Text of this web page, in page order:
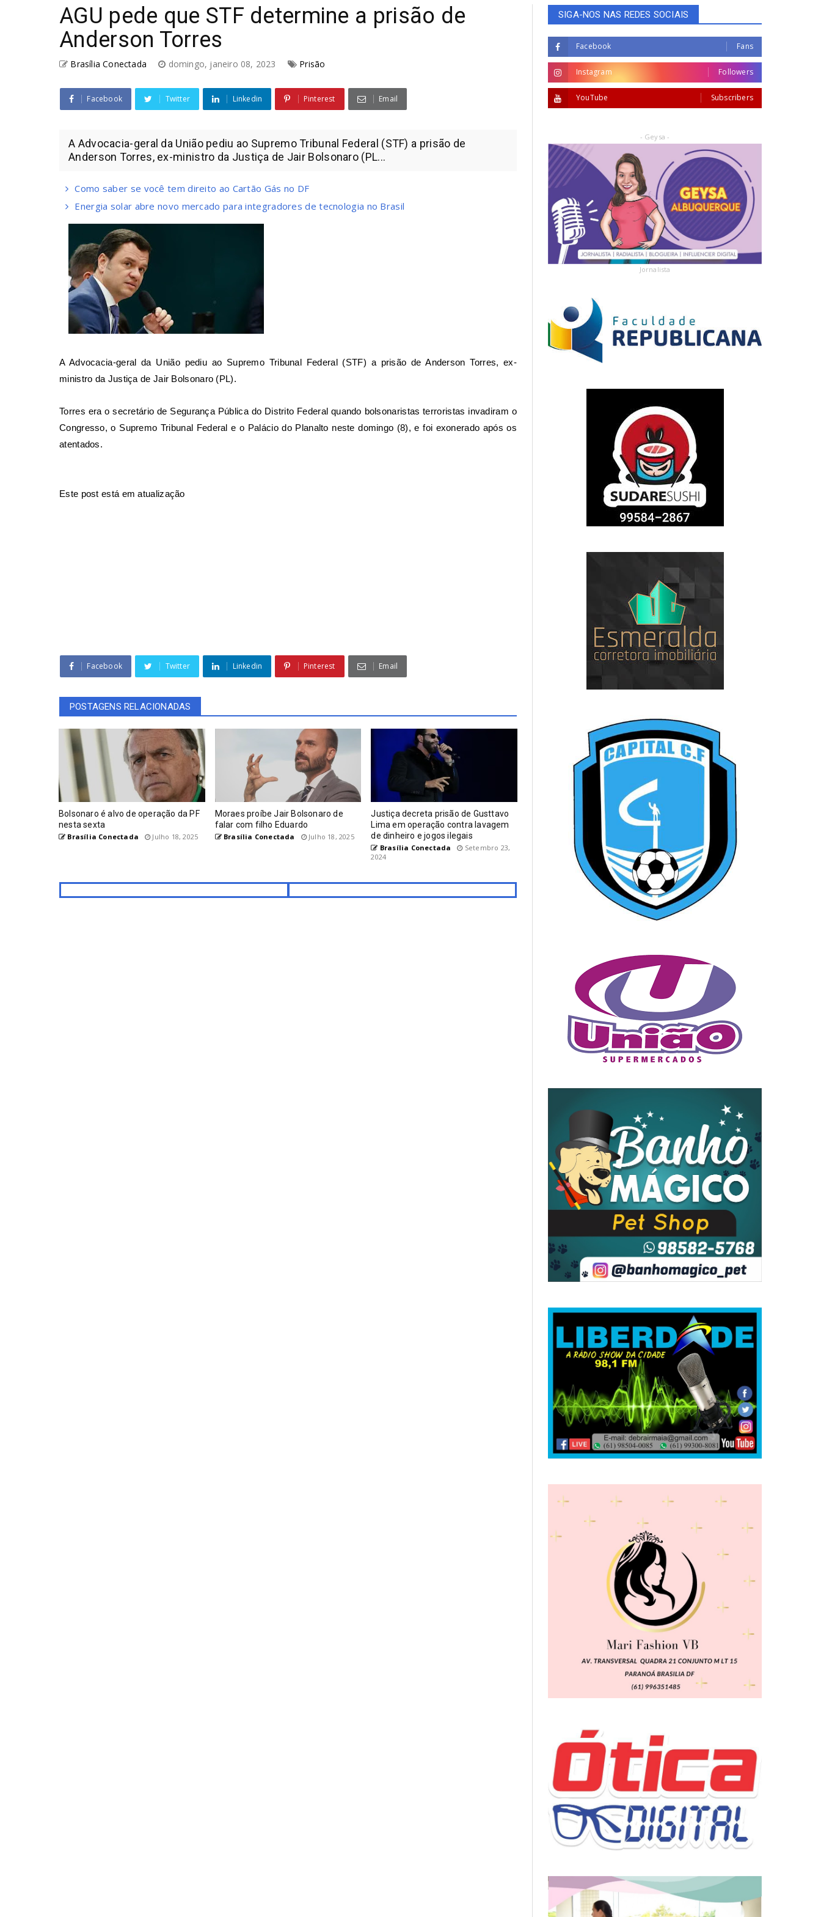
AGU pede que STF determine a prisão de
Anderson Torres
Brasília Conectada domingo, janeiro 08, 2023 Prisão
Facebook Twitter Linkedin Pinterest Email
A Advocacia-geral da União pediu ao Supremo Tribunal Federal (STF) a prisão de
Anderson Torres, ex-ministro da Justiça de Jair Bolsonaro (PL...
Como saber se você tem direito ao Cartão Gás no DF
Energia solar abre novo mercado para integradores de tecnologia no Brasil
A Advocacia-geral da União pediu ao Supremo Tribunal Federal (STF) a prisão de Anderson Torres, ex-
ministro da Justiça de Jair Bolsonaro (PL).
Torres era o secretário de Segurança Pública do Distrito Federal quando bolsonaristas terroristas invadiram o
Congresso, o Supremo Tribunal Federal e o Palácio do Planalto neste domingo (8), e foi exonerado após os
atentados.
Este post está em atualização
Facebook Twitter Linkedin Pinterest Email
POSTAGENS RELACIONADAS
Bolsonaro é alvo de operação da PF
nesta sexta
Brasília Conectada Julho 18, 2025
Moraes proíbe Jair Bolsonaro de
falar com filho Eduardo
Brasília Conectada Julho 18, 2025
Justiça decreta prisão de Gusttavo
Lima em operação contra lavagem
de dinheiro e jogos ilegais
Brasília Conectada
Setembro 23,
2024
SIGA-NOS NAS REDES SOCIAIS
Facebook Fans
Instagram Followers
YouTube Subscribers
- Geysa -
Jornalista